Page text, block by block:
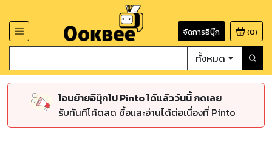
จัดการอีบุ๊ก (0)
ทั้งหมด
โอนย้ายอีบุ๊กไป Pinto ได้แล้ววันนี้ กดเลย
รับทันทีโค้ดลด ซื้อและอ่านได้ต่อเนื่องที่ Pinto